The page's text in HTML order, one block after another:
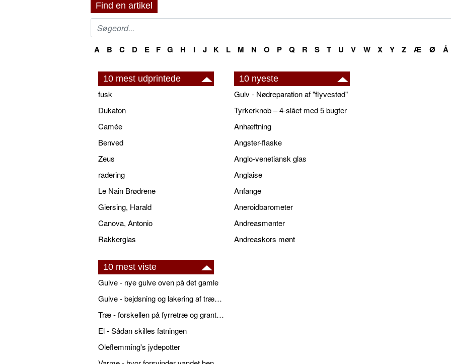
Find en artikel
A B C D E F G H I J K L M N O P Q R S T U V W X Y Z Æ Ø Å
10 mest udprintede
fusk
Dukaton
Camée
Benved
Zeus
radering
Le Nain Brødrene
Giersing, Harald
Canova, Antonio
Rakkerglas
10 nyeste
Gulv - Nødreparation af "flyvestød"
Tyrkerknob – 4-slået med 5 bugter
Anhæftning
Angster-flaske
Anglo-venetiansk glas
Anglaise
Anfange
Aneroidbarometer
Andreasmønter
Andreaskors mønt
10 mest viste
Gulve - nye gulve oven på det gamle
Gulve - bejdsning og lakering af trægulve
Træ - forskellen på fyrretræ og grantræ
El - Sådan skilles fatningen
Oleflemming's jydepotter